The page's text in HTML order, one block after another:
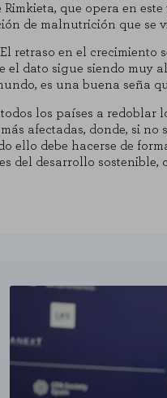
que opera en
de malnutrición que se
retraso en el crecimiento
el dato sigue siendo muy
es una buena seña
los países a redoblar
afectadas, donde, si no
ello debe hacerse de
del desarrollo sostenible,
que el sitio web funcione y
cookies, pero alguna
la sección "Configuración